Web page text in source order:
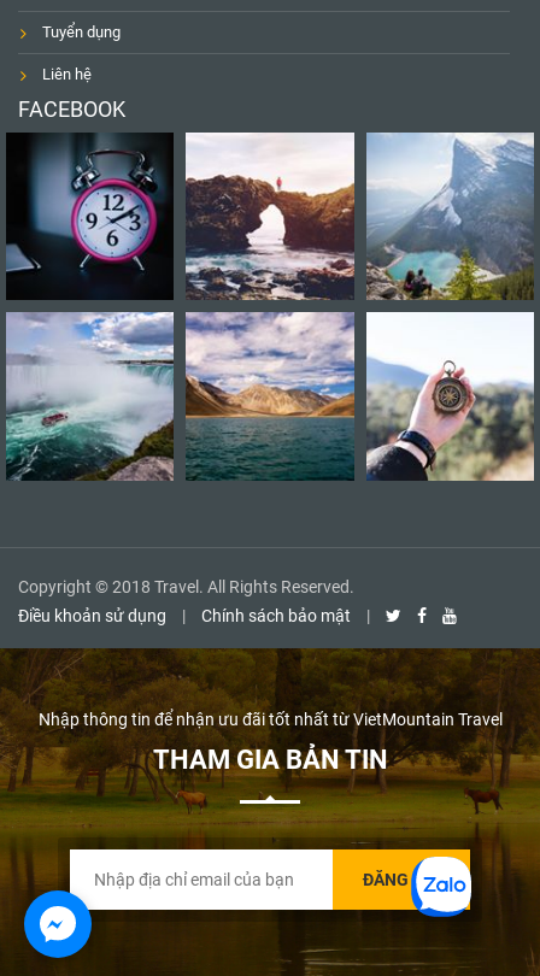
Tuyển dụng
Liên hệ
FACEBOOK
Copyright © 2018 Travel. All Rights Reserved.
Điều khoản sử dụng
| Chính sách bảo mật |
Nhập thông tin để nhận ưu đãi tốt nhất từ VietMountain Travel
THAM GIA BẢN TIN